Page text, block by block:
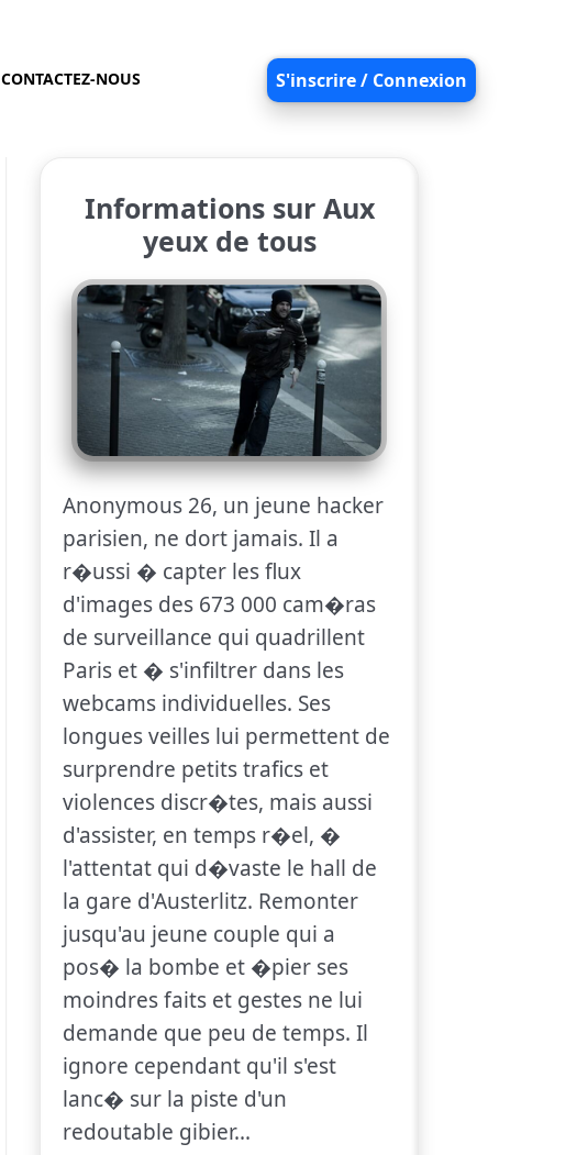
CONTACTEZ-NOUS S'inscrire / Connexion
Informations sur Aux
yeux de tous
Anonymous 26, un jeune hacker
parisien, ne dort jamais. Il a
r�ussi � capter les flux
d'images des 673 000 cam�ras
de surveillance qui quadrillent
Paris et � s'infiltrer dans les
webcams individuelles. Ses
longues veilles lui permettent de
surprendre petits trafics et
violences discr�tes, mais aussi
d'assister, en temps r�el, �
l'attentat qui d�vaste le hall de
la gare d'Austerlitz. Remonter
jusqu'au jeune couple qui a
pos� la bombe et �pier ses
moindres faits et gestes ne lui
demande que peu de temps. Il
ignore cependant qu'il s'est
lanc� sur la piste d'un
redoutable gibier...